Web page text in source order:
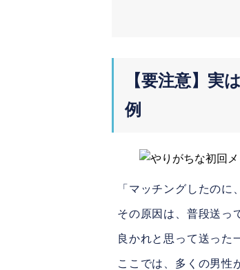
最初のメッセ
【要注意】実
例
「マッチングしたの
その原因は、普段送っ
良かれと思って送った
ここでは、多くの男性